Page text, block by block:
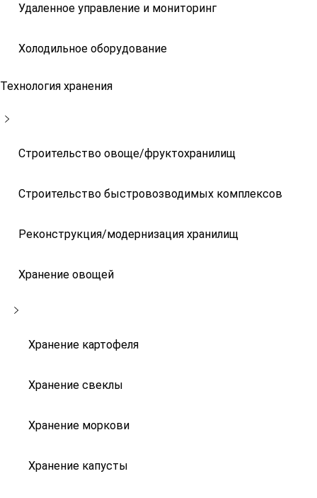
Удаленное управление и мониторинг
Холодильное оборудование
Технология хранения
Строительство овоще/фруктохранилищ
Строительство быстровозводимых комплексов
Реконструкция/модернизация хранилищ
Хранение овощей
Хранение картофеля
Хранение свеклы
Хранение моркови
Хранение капусты